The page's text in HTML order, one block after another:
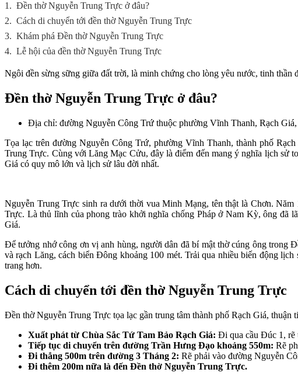
1. Đền thờ Nguyễn Trung Trực ở đâu?
2. Cách di chuyển tới đền thờ Nguyễn Trung Trực
3. Khám phá Đền thờ Nguyễn Trung Trực
4. Lễ hội của đền thờ Nguyễn Trung Trực
Ngôi đền sừng sững giữa đất trời, là minh chứng cho lòng yêu nước, tinh
Đền thờ Nguyễn Trung Trực ở đâu?
Địa chỉ: đường Nguyễn Công Trứ thuộc phường Vĩnh Thanh, Rạch
Tọa lạc trên đường Nguyễn Công Trứ, phường Vĩnh Thanh, thành phố
Trung Trực. Cùng với Lăng Mạc Cửu, đây là điểm đến mang ý nghĩa lịch sử
Giá có quy mô lớn và lịch sử lâu đời nhất.
Nguyễn Trung Trực sinh ra dưới thời vua Minh Mạng, tên thật là Chơn.
Trực. Là thủ lĩnh của phong trào khởi nghĩa chống Pháp ở Nam Kỳ, ông đã
Giá.
Để tưởng nhớ công ơn vị anh hùng, người dân đã bí mật thờ cúng ông trong
và rạch Lăng, cách biển Đông khoảng 100 mét. Trải qua nhiều biến động
trang hơn.
Cách di chuyển tới đền thờ Nguyễn Trung Trực
Đền thờ Nguyễn Trung Trực tọa lạc gần trung tâm thành phố Rạch Giá, thuận
Xuất phát từ Chùa Sắc Tứ Tam Bảo Rạch Giá: Đi qua cầu Đúc 1, rẽ
Tiếp tục di chuyển trên đường Trần Hưng Đạo khoảng 550m: Rẽ
Đi thẳng 500m trên đường 3 Tháng 2: Rẽ phải vào đường Nguyễn
Đi thêm 200m nữa là đến Đền thờ Nguyễn Trung Trực.